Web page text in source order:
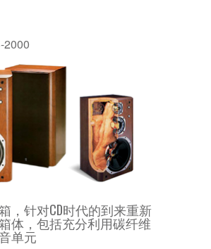
2000
，针对CD时代的到来重新
体，包括充分利用碳纤维
单元